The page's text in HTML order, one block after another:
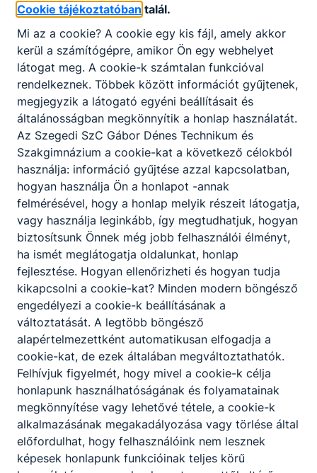
Cookie tájékoztatóban talál.
Mi az a cookie? A cookie egy kis fájl, amely akkor
kerül a számítógépre, amikor Ön egy webhelyet
látogat meg. A cookie-k számtalan funkcióval
rendelkeznek. Többek között információt gyűjtenek,
megjegyzik a látogató egyéni beállításait és
általánosságban megkönnyítik a honlap használatát.
Az Szegedi SzC Gábor Dénes Technikum és
Szakgimnázium a cookie-kat a következő célokból
használja: információ gyűjtése azzal kapcsolatban,
hogyan használja Ön a honlapot -annak
felmérésével, hogy a honlap melyik részeit látogatja,
vagy használja leginkább, így megtudhatjuk, hogyan
biztosítsunk Önnek még jobb felhasználói élményt,
ha ismét meglátogatja oldalunkat, honlap
fejlesztése. Hogyan ellenőrizheti és hogyan tudja
kikapcsolni a cookie-kat? Minden modern böngésző
engedélyezi a cookie-k beállításának a
változtatását. A legtöbb böngésző
alapértelmezettként automatikusan elfogadja a
cookie-kat, de ezek általában megváltoztathatók.
Felhívjuk figyelmét, hogy mivel a cookie-k célja
honlapunk használhatóságának és folyamatainak
megkönnyítése vagy lehetővé tétele, a cookie-k
alkalmazásának megakadályozása vagy törlése által
előfordulhat, hogy felhasználóink nem lesznek
képesek honlapunk funkcióinak teljes körű